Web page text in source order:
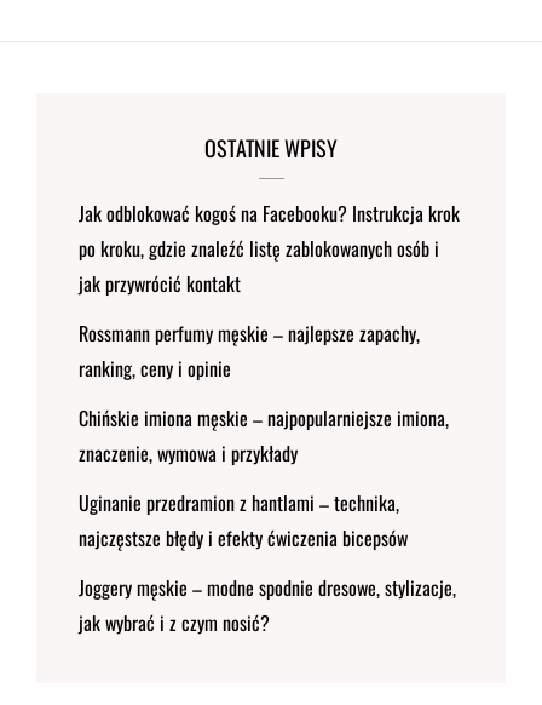
OSTATNIE WPISY
Jak odblokować kogoś na Facebooku? Instrukcja krok
po kroku, gdzie znaleźć listę zablokowanych osób i
jak przywrócić kontakt
Rossmann perfumy męskie – najlepsze zapachy,
ranking, ceny i opinie
Chińskie imiona męskie – najpopularniejsze imiona,
znaczenie, wymowa i przykłady
Uginanie przedramion z hantlami – technika,
najczęstsze błędy i efekty ćwiczenia bicepsów
Joggery męskie – modne spodnie dresowe, stylizacje,
jak wybrać i z czym nosić?